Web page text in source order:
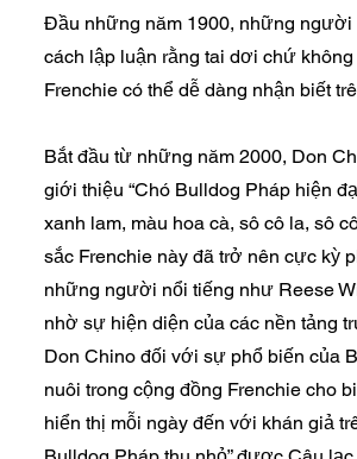
Đầu những năm 1900, những người
cách lập luận rằng tai dơi chứ
Frenchie có thể dễ dàng nhận biết
Bắt đầu từ những năm 2000, Don
giới thiệu “Chó Bulldog Pháp hiện
xanh lam, màu hoa cà, sô cô la, sô
sắc Frenchie này đã trở nên cực kỳ
những người nổi tiếng như Reese
nhờ sự hiện diện của các nền tảng
Don Chino đối với sự phổ biến của
nuôi trong cộng đồng Frenchie cho
hiển thị mỗi ngày đến với khán giả